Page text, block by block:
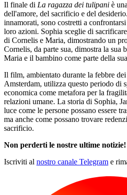
Il finale di La ragazza dei tulipani è
dell'amore, del sacrificio e del
innamorati, sono costretti a
loro azioni. Sophia sceglie di
di Cornelis e Maria, dimostrando un
Cornelis, da parte sua, dimostra la sua
Maria e il bambino come parte della
Il film, ambientato durante la febbre
Amsterdam, utilizza questo periodo di
economica come metafora per la
relazioni umane. La storia di Sophia,
luce come le persone possano essere
ma anche come possano trovare
sacrificio.
Non perderti le nostre ultime notizie!
Iscriviti al nostro canale Telegram e